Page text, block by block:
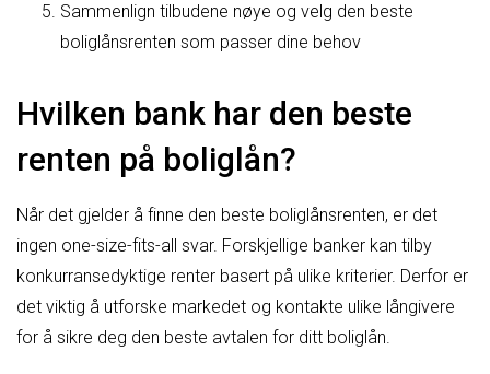
Sammenlign tilbudene nøye og velg den beste
boliglånsrenten som passer dine behov
Hvilken bank har den beste
renten på boliglån?
Når det gjelder å finne den beste boliglånsrenten, er det
ingen one-size-fits-all svar. Forskjellige banker kan tilby
konkurransedyktige renter basert på ulike kriterier. Derfor er
det viktig å utforske markedet og kontakte ulike långivere
for å sikre deg den beste avtalen for ditt boliglån.